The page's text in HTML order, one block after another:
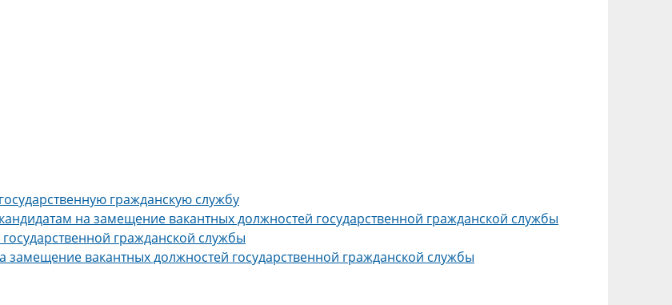
гражданскую службу
на замещение вакантных должностей государственной гражданской службы
гражданской службы
замещение вакантных должностей государственной гражданской службы